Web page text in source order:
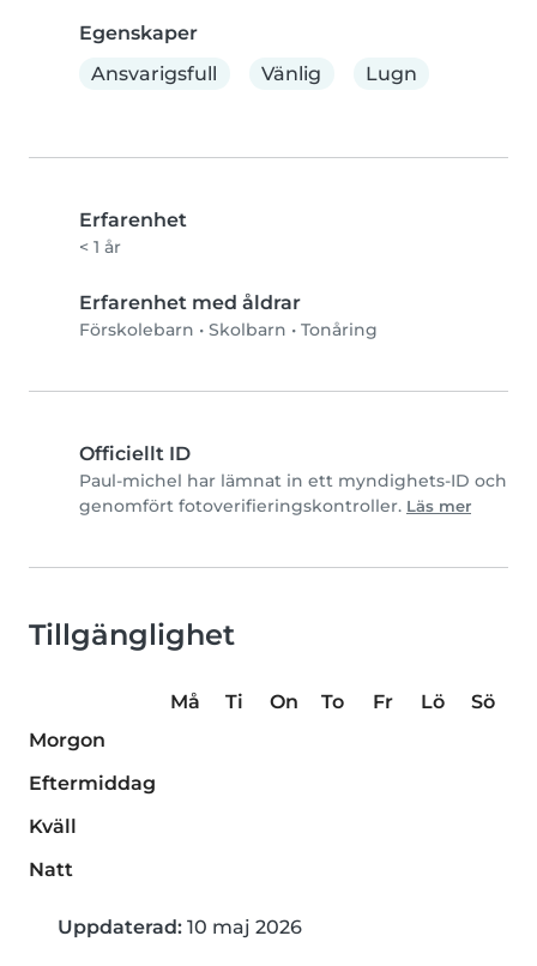
Egenskaper
Ansvarigsfull
Vänlig Lugn
Erfarenhet
< 1 år
Erfarenhet med åldrar
Förskolebarn • Skolbarn • Tonåring
Officiellt ID
Paul-michel har lämnat in ett myndighets-ID och
genomfört fotoverifieringskontroller. Läs mer
Tillgänglighet
Må Ti On To Fr Lö
Sö
Morgon
Eftermiddag
Kväll
Natt
Uppdaterad: 10 maj 2026